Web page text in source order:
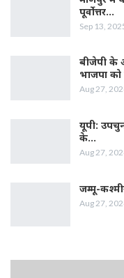
पूर्वोत्तर…
Sep 13,
बीजेपी के
भाजपा को
Aug 27,
यूपी:
के…
Aug 27,
जम्‍मू-
Aug 27,